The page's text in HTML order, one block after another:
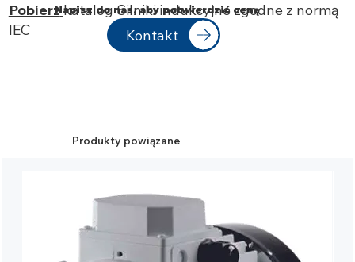
Pobierzkatalog Silniki indukcyjne zgodne z normą
IEC
Napisz do nas, aby potwierdzić cenę
Kontakt
Produkty powiązane